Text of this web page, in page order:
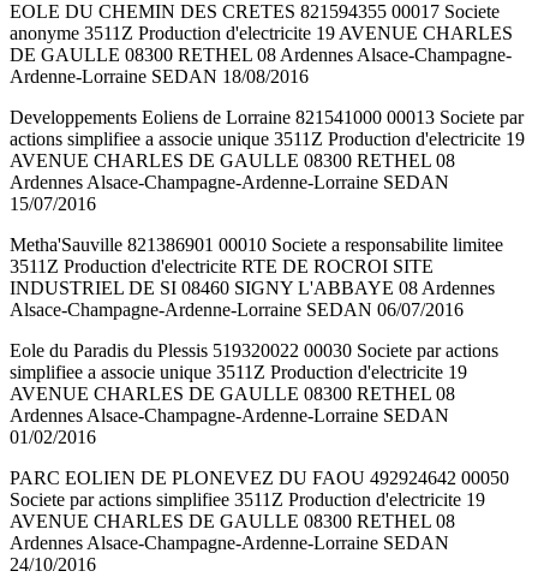
EOLE DU CHEMIN DES CRETES 821594355 00017 Societe
anonyme 3511Z Production d'electricite 19 AVENUE CHARLES
DE GAULLE 08300 RETHEL 08 Ardennes Alsace-Champagne-
Ardenne-Lorraine SEDAN 18/08/2016
Developpements Eoliens de Lorraine 821541000 00013 Societe par
actions simplifiee a associe unique 3511Z Production d'electricite 19
AVENUE CHARLES DE GAULLE 08300 RETHEL 08
Ardennes Alsace-Champagne-Ardenne-Lorraine SEDAN
15/07/2016
Metha'Sauville 821386901 00010 Societe a responsabilite limitee
3511Z Production d'electricite RTE DE ROCROI SITE
INDUSTRIEL DE SI 08460 SIGNY L'ABBAYE 08 Ardennes
Alsace-Champagne-Ardenne-Lorraine SEDAN 06/07/2016
Eole du Paradis du Plessis 519320022 00030 Societe par actions
simplifiee a associe unique 3511Z Production d'electricite 19
AVENUE CHARLES DE GAULLE 08300 RETHEL 08
Ardennes Alsace-Champagne-Ardenne-Lorraine SEDAN
01/02/2016
PARC EOLIEN DE PLONEVEZ DU FAOU 492924642 00050
Societe par actions simplifiee 3511Z Production d'electricite 19
AVENUE CHARLES DE GAULLE 08300 RETHEL 08
Ardennes Alsace-Champagne-Ardenne-Lorraine SEDAN
24/10/2016